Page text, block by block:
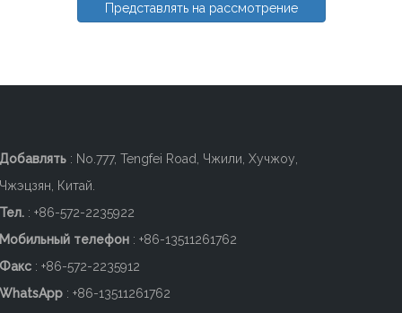
Представлять на рассмотрение
Добавлять : No.777, Tengfei Road, Чжили, Хучжоу,
Чжэцзян, Китай.
Тел. : +86-572-2235922
Мобильный телефон : +86-13511261762
Факс : +86-572-2235912
WhatsApp : +86-13511261762